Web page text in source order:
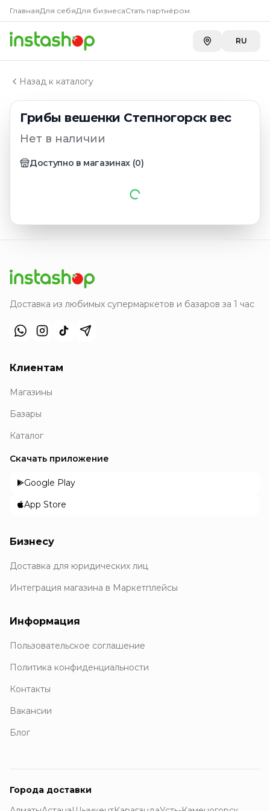
ГлавнаяДля себяДля бизнесаСтать партнёром
RU
Назад к каталогу
Грибы вешенки Степногорск вес
Нет в наличии
Доступно в магазинах (0)
Главная
Каталог
Грибы
Грибы вешенки Степногорск вес
Доставка из любимых супермаркетов и базаров за 1 час
Клиентам
Магазины
Базары
Каталог
Скачать приложение
Google Play
App Store
Бизнесу
Доставка для юридических лиц
Интеграция магазина в Маркетплейсы
Информация
Пользовательское соглашение
Политика конфиденциальности
Контакты
Вакансии
Блог
Города доставки